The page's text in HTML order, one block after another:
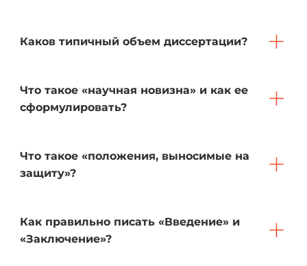
Каков типичный объем диссертации?
Что такое «научная новизна» и как ее
сформулировать?
Что такое «положения, выносимые на
защиту»?
Как правильно писать «Введение» и
«Заключение»?